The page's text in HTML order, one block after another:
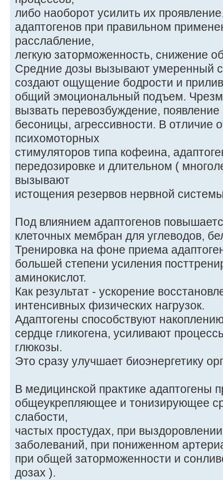
либо наоборот усилить их
адаптогенов при правильном
расслабление,
легкую заторможенность, снижение
Средние дозы вызывают умеренный
создают ощущение бодрости и
общий эмоциональный подъем.
вызвать перевозбуждение,
бесоницы, агрессивности. В отличие
психомоторных
стимуляторов типа кофеина,
передозировке и длительном (
вызывают
истощения резервов нервной
Под влиянием адаптогенов
клеточных мембран для углеводов,
Тренировка на фоне приема
большей степени усиления
аминокислот.
Как результат - ускорение
интенсивных физических нагрузок.
Адаптогены способствуют
сердце гликогена, усиливают
глюкозы.
Это сразу улучшает биоэнергетику
В медицинской практике адаптогены
общеукрепляющее и тонизирующее
слабости,
частых простудах, при
заболеваний, при пониженном
при общей заторможенности и
дозах ).